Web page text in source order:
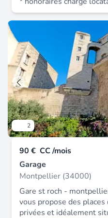
garantie : 140 €.
2
90 € CC /mois
Garage
Montpellier (34000)
Gare st roch -
vous propose des
privées et idéalement